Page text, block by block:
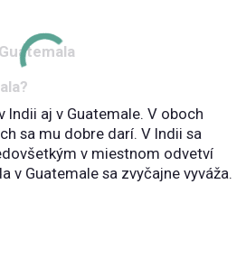
Indii aj v Guatemale. V oboch
sa mu dobre darí. V Indii sa
v miestnom odvetví
v Guatemale sa zvyčajne vyváža.